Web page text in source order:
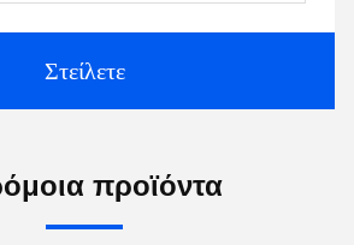
Στείλετε
προϊόντα